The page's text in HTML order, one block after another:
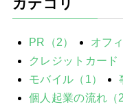
PR（2） オフ
クレジットカード
モバイル（1）
個人起業の流れ（